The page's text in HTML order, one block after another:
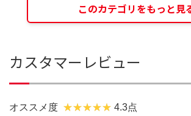
このカテゴリをもっと見
カスタマーレビュー
オススメ度 4.3点